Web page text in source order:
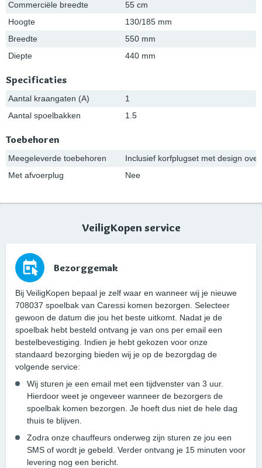
Commerciële breedte
55 cm
Hoogte
130/185 mm
Breedte
550 mm
Diepte
440 mm
Specificaties
Aantal kraangaten (A)
1
Aantal spoelbakken
1.5
Toebehoren
Meegeleverde toebehoren
Inclusief korfplugset met design
Met afvoerplug
Nee
VeiligKopen service
Bezorggemak
Bij VeiligKopen bepaal je zelf waar en wanneer wij je nieuwe
708037 spoelbak van Caressi komen bezorgen. Selecteer
gewoon de datum die jou het beste uitkomt. Nadat je de
spoelbak hebt besteld ontvang je van ons per email een
bestelbevestiging. Indien je hebt gekozen voor onze
standaard bezorging bieden wij je op de bezorgdag de
volgende service:
Wij sturen je een email met een tijdvenster van 3 uur.
Hierdoor weet je ongeveer wanneer de bezorgers de
spoelbak komen bezorgen. Je hoeft dus niet de hele dag
thuis te blijven.
Zodra onze chauffeurs onderweg zijn sturen ze jou een
SMS of wordt je gebeld. Verder ontvang je 15 minuten voor
levering nog een bericht.